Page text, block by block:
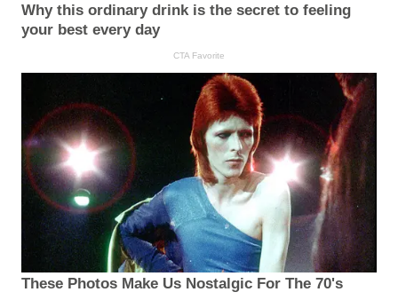
Why this ordinary drink is the secret to feeling
your best every day
CTA Favorite
These Photos Make Us Nostalgic For The 70's